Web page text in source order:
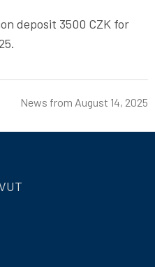
deposit 3500 CZK for
News from August 14, 2025